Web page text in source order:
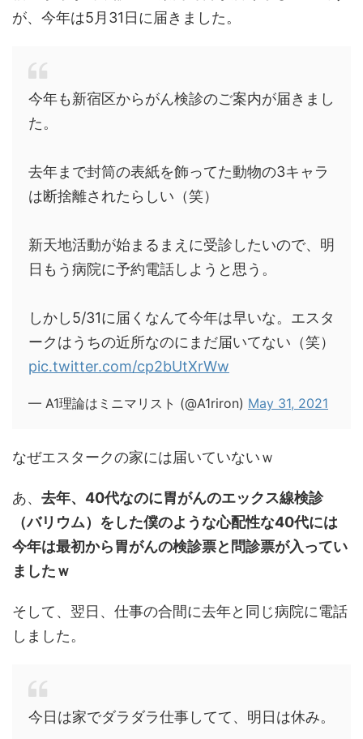
が、今年は5月31日に届きました。
今年も新宿区からがん検診のご案内が届きまし
た。
去年まで封筒の表紙を飾ってた動物の3キャラ
は断捨離されたらしい（笑）
新天地活動が始まるまえに受診したいので、明
日もう病院に予約電話しようと思う。
しかし5/31に届くなんて今年は早いな。エスタ
ークはうちの近所なのにまだ届いてない（笑）
pic.twitter.com/cp2bUtXrWw
— A1理論はミニマリスト (@A1riron) May 31, 2021
なぜエスタークの家には届いていないｗ
あ、 去年、40代なのに胃がんのエックス線検診
（バリウム）をした僕のような心配性な40代には
今年は最初から胃がんの検診票と問診票が入ってい
ましたｗ
そして、翌日、仕事の合間に去年と同じ病院に電話
しました。
今日は家でダラダラ仕事してて、明日は休み。